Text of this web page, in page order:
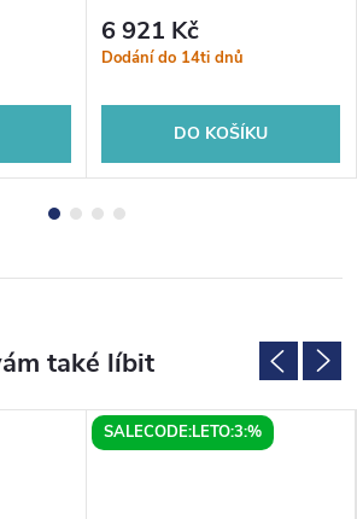
6 921 Kč
Dodání do 14ti dnů
DO KOŠÍKU
SALECODE:LETO:3:%